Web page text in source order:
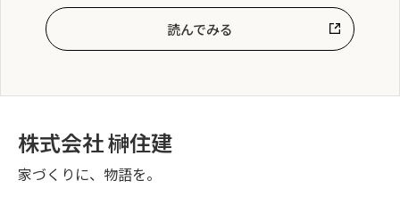
読んでみる
株式会社 榊住建
家づくりに、物語を。